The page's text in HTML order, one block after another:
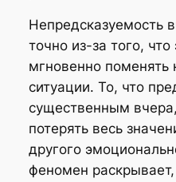
Непредсказуемость
точно из-за того,
мгновенно
ситуации. То, что
существенным
потерять весь
другого
феномен